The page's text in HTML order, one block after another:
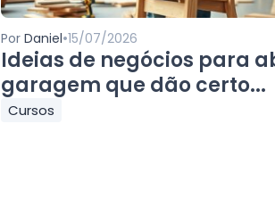
PorDaniel•15/07/2026
Ideias de negócios para
garagem que dão certo...
Cursos